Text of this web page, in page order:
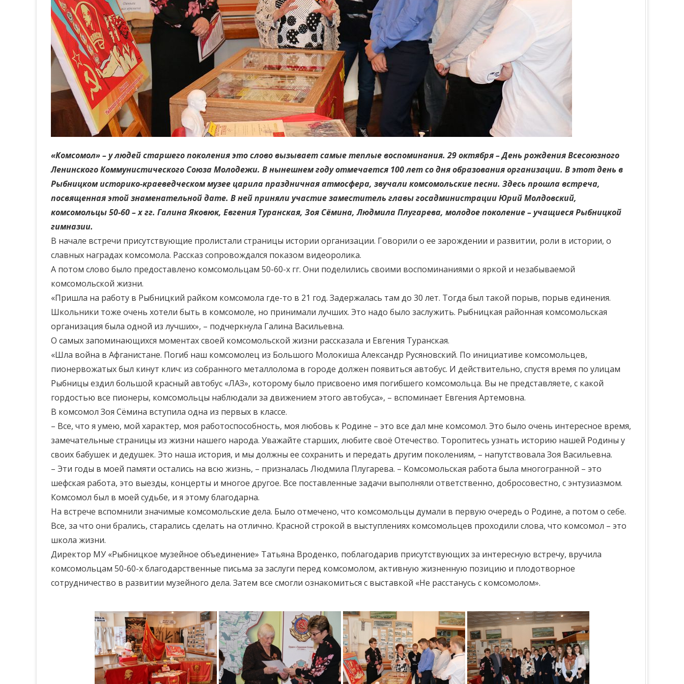
«Комсомол» – у людей старшего поколения это слово вызывает самые теплые воспоминания. 29 октября – День рождения Всесоюзного
Ленинского Коммунистического Союза Молодежи. В нынешнем году отмечается 100 лет со дня образования организации. В этот день в
Рыбницком историко-краеведческом музее царила праздничная атмосфера, звучали комсомольские песни. Здесь прошла встреча,
посвященная этой знаменательной дате. В ней приняли участие заместитель главы госадминистрации Юрий Молдовский,
комсомольцы 50-60 – х гг. Галина Яковюк, Евгения Туранская, Зоя Сёмина, Людмила Плугарева, молодое поколение – учащиеся Рыбницкой
гимназии.
В начале встречи присутствующие пролистали страницы истории организации. Говорили о ее зарождении и развитии, роли в истории, о
славных наградах комсомола. Рассказ сопровождался показом видеоролика.
А потом слово было предоставлено комсомольцам 50-60-х гг. Они поделились своими воспоминаниями о яркой и незабываемой
комсомольской жизни.
«Пришла на работу в Рыбницкий райком комсомола где-то в 21 год. Задержалась там до 30 лет. Тогда был такой порыв, порыв единения.
Школьники тоже очень хотели быть в комсомоле, но принимали лучших. Это надо было заслужить. Рыбницкая районная комсомольская
организация была одной из лучших», – подчеркнула Галина Васильевна.
О самых запоминающихся моментах своей комсомольской жизни рассказала и Евгения Туранская.
«Шла война в Афганистане. Погиб наш комсомолец из Большого Молокиша Александр Русяновский. По инициативе комсомольцев,
пионервожатых был кинут клич: из собранного металлолома в городе должен появиться автобус. И действительно, спустя время по улицам
Рыбницы ездил большой красный автобус «ЛАЗ», которому было присвоено имя погибшего комсомольца. Вы не представляете, с какой
гордостью все пионеры, комсомольцы наблюдали за движением этого автобуса», – вспоминает Евгения Артемовна.
В комсомол Зоя Сёмина вступила одна из первых в классе.
– Все, что я умею, мой характер, моя работоспособность, моя любовь к Родине – это все дал мне комсомол. Это было очень интересное время,
замечательные страницы из жизни нашего народа. Уважайте старших, любите своё Отечество. Торопитесь узнать историю нашей Родины у
своих бабушек и дедушек. Это наша история, и мы должны ее сохранить и передать другим поколениям, – напутствовала Зоя Васильевна.
– Эти годы в моей памяти остались на всю жизнь, – призналась Людмила Плугарева. – Комсомольская работа была многогранной – это
шефская работа, это выезды, концерты и многое другое. Все поставленные задачи выполняли ответственно, добросовестно, с энтузиазмом.
Комсомол был в моей судьбе, и я этому благодарна.
На встрече вспомнили значимые комсомольские дела. Было отмечено, что комсомольцы думали в первую очередь о Родине, а потом о себе.
Все, за что они брались, старались сделать на отлично. Красной строкой в выступлениях комсомольцев проходили слова, что комсомол – это
школа жизни.
Директор МУ «Рыбницкое музейное объединение» Татьяна Вроденко, поблагодарив присутствующих за интересную встречу, вручила
комсомольцам 50-60-х благодарственные письма за заслуги перед комсомолом, активную жизненную позицию и плодотворное
сотрудничество в развитии музейного дела. Затем все смогли ознакомиться с выставкой «Не расстанусь с комсомолом».